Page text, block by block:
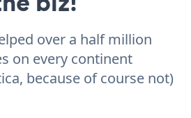
over a half million
on every continent
because of course not)